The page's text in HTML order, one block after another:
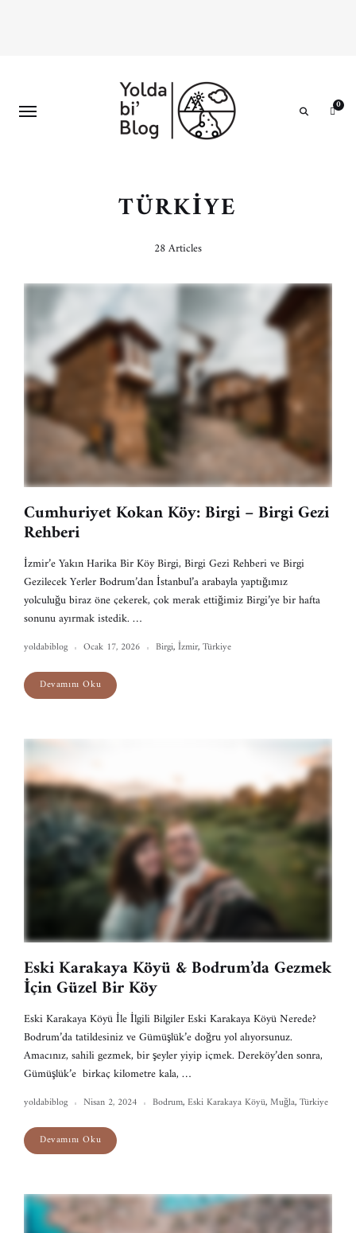
0
TÜRKIYE
28 Articles
Cumhuriyet Kokan Köy: Birgi – Birgi Gezi
Rehberi
İzmir’e Yakın Harika Bir Köy Birgi, Birgi Gezi Rehberi ve Birgi
Gezilecek Yerler Bodrum’dan İstanbul’a arabayla yaptığımız
yolculuğu biraz öne çekerek, çok merak ettiğimiz Birgi’ye bir hafta
sonunu ayırmak istedik. …
yoldabiblog Ocak 17, 2026 Birgi,İzmir,Türkiye
Devamını Oku
Eski Karakaya Köyü & Bodrum’da Gezmek
İçin Güzel Bir Köy
Eski Karakaya Köyü İle İlgili Bilgiler Eski Karakaya Köyü Nerede?
Bodrum’da tatildesiniz ve Gümüşlük’e doğru yol alıyorsunuz.
Amacınız, sahili gezmek, bir şeyler yiyip içmek. Dereköy’den sonra,
Gümüşlük’e birkaç kilometre kala, …
yoldabiblog Nisan 2, 2024 Bodrum,Eski Karakaya Köyü,Muğla,Türkiye
Devamını Oku